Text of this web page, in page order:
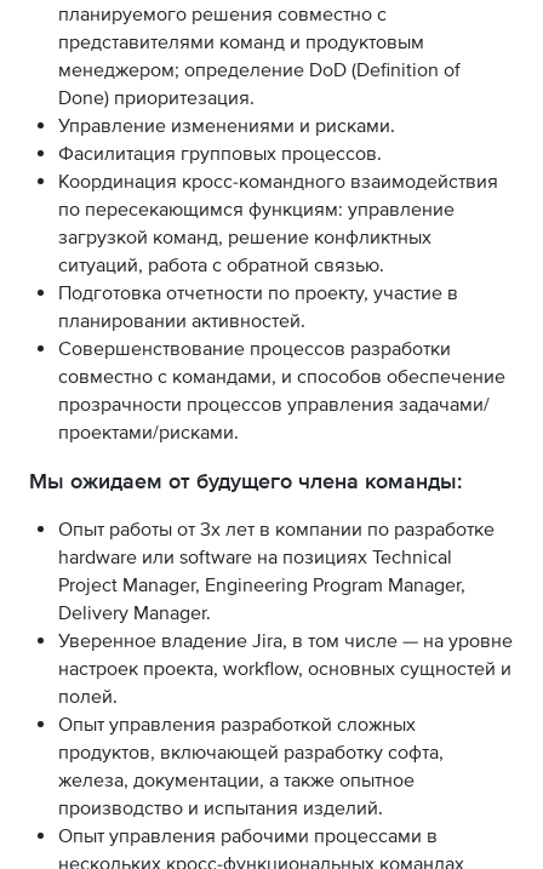
планируемого решения совместно с
представителями команд и продуктовым
менеджером; определение DoD (Definition of
Done) приоритезация.
Управление изменениями и рисками.
Фасилитация групповых процессов.
Координация кросс-командного взаимодействия
по пересекающимся функциям: управление
загрузкой команд, решение конфликтных
ситуаций, работа с обратной связью.
Подготовка отчетности по проекту, участие в
планировании активностей.
Совершенствование процессов разработки
совместно с командами, и способов обеспечение
прозрачности процессов управления задачами/
проектами/рисками.
Мы ожидаем от будущего члена команды:
Опыт работы от 3х лет в компании по разработке
hardware или software на позициях Technical
Project Manager, Engineering Program Manager,
Delivery Manager.
Уверенное владение Jira, в том числе — на уровне
настроек проекта, workflow, основных сущностей и
полей.
Опыт управления разработкой сложных
продуктов, включающей разработку софта,
железа, документации, а также опытное
производство и испытания изделий.
Опыт управления рабочими процессами в
нескольких кросс-функциональных командах